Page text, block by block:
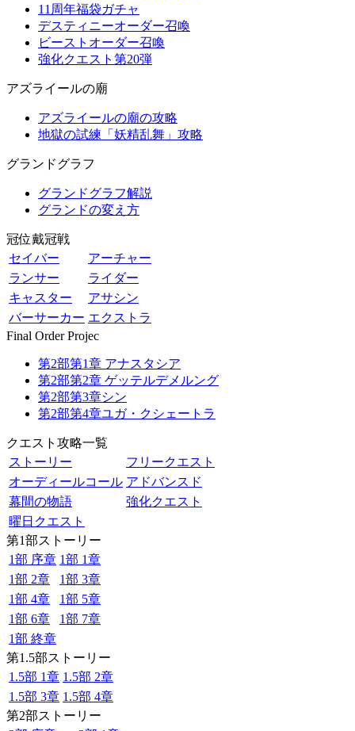
11周年福袋ガチャ
デスティニーオーダー召喚
ビーストオーダー召喚
強化クエスト第20弾
アズライールの廟
アズライールの廟の攻略
地獄の試練「妖精乱舞」攻略
グランドグラフ
グランドグラフ解説
グランドの変え方
冠位戴冠戦
セイバー
アーチャー
ランサー
ライダー
キャスター
アサシン
バーサーカー エクストラ
Final Order Projec
第2部第1章 アナスタシア
第2部第2章 ゲッテルデメルング
第2部第3章シン
第2部第4章ユガ・クシェートラ
クエスト攻略一覧
ストーリー
フリークエスト
オーディールコール アドバンスド
幕間の物語
強化クエスト
曜日クエスト
第1部ストーリー
1部 序章 1部 1章
1部 2章
1部 3章
1部 4章
1部 5章
1部 6章
1部 7章
1部 終章
第1.5部ストーリー
1.5部 1章 1.5部 2章
1.5部 3章 1.5部 4章
第2部ストーリー